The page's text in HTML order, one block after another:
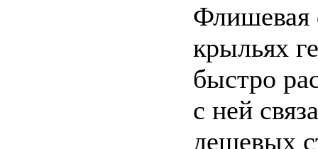
Флишевая
крыльях
быстро
с ней
дешевых